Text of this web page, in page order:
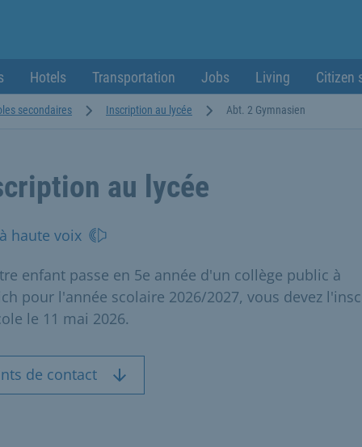
Hotels Transportation Jobs Living Citizen
secondaires Inscription au lycée Abt. 2 Gymnasien
au lycée
haute voix
enfant passe en 5e année d'un collège public à
pour l'année scolaire 2026/2027, vous devez
le 11 mai 2026.
de contact